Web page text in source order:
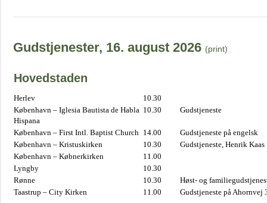
Gudstjenester, 16. august 2026 (print)
Hovedstaden
Herlev
10.30
København – Iglesia Bautista de Habla
Hispana
10.30 Gudstjeneste
København – First Intl. Baptist Church 14.00
Gudstjeneste på engelsk
København – Kristuskirken
10.30
Gudstjeneste, Henrik Kaas
København – Købnerkirken
11.00
Lyngby
10.30
Rønne
10.30
Høst- og
Taastrup – City Kirken
11.00 Gudstjeneste på Ahornvej